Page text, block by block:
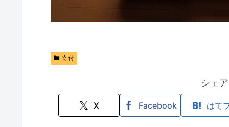
寄付
シェ
X Facebook はて